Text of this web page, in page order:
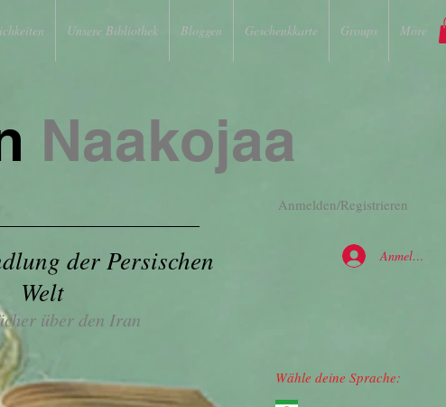
Unsere Bibliothek Bloggen Geschenkkarte Groups More
Anmelden/Registrieren
Naakojaa
der Persischen
Welt
Anmelden
über den Iran
Wähle deine Sprache: